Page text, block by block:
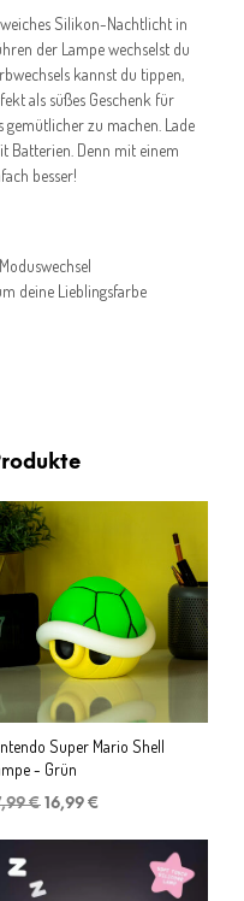
Silikon-Nachtlicht in
der Lampe wechselst du
kannst du tippen,
als süßes Geschenk für
zu machen. Lade
Batterien. Denn mit einem
besser!
deine Lieblingsfarbe
Super Mario Shell
- Grün
€ Ursprünglicher
war:
16,99 €
ist:
16,99 €.